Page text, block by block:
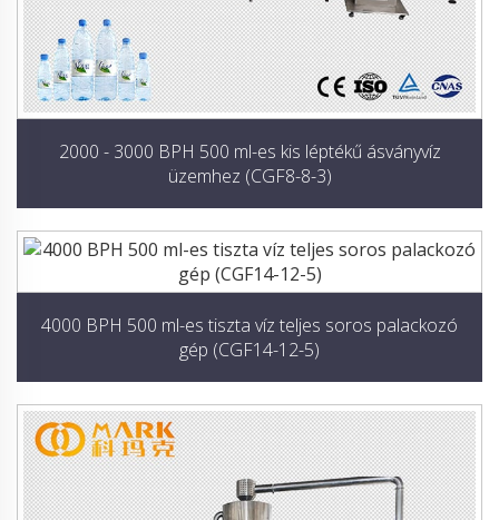
2000 - 3000 BPH 500 ml-es kis léptékű ásványvíz
üzemhez (CGF8-8-3)
4000 BPH 500 ml-es tiszta víz teljes soros palackozó
gép (CGF14-12-5)